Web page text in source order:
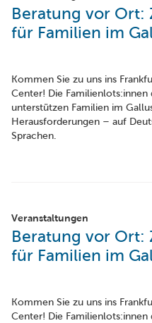
Beratung vor Ort:
für Familien im
Kommen Sie zu uns ins
Center! Die Familienlots:innen
unterstützen Familien im
Herausforderungen – auf
Sprachen.
Veranstaltungen
Beratung vor Ort:
für Familien im
Kommen Sie zu uns ins
Center! Die Familienlots:innen